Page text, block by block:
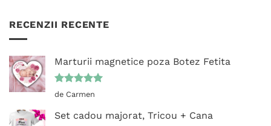
RECENZII RECENTE
Marturii magnetice poza Botez Fetita
Evaluat la
de Carmen
Set cadou majorat, Tricou + Cana